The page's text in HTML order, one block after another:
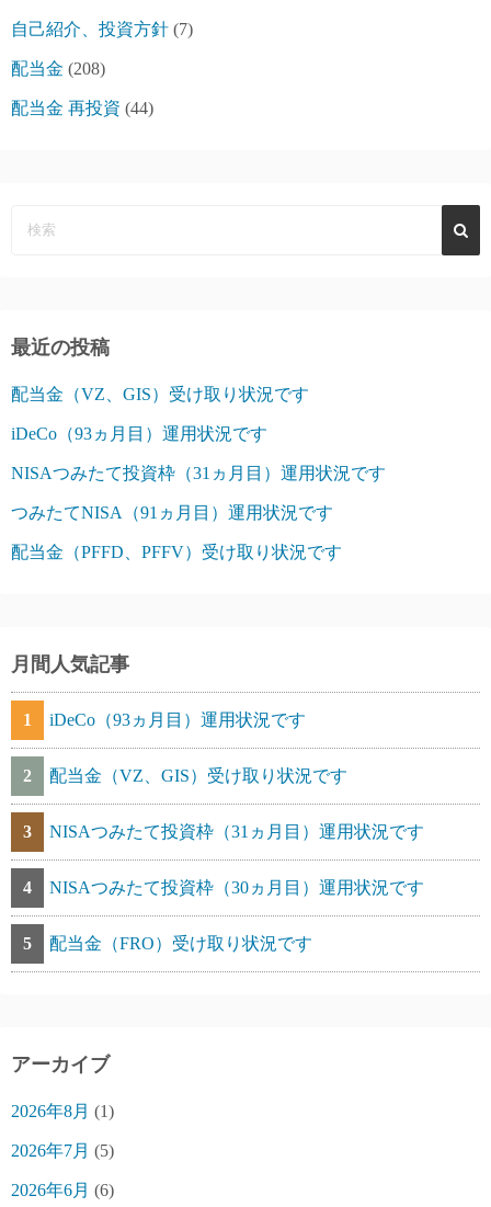
自己紹介、投資方針 (7)
配当金 (208)
配当金 再投資 (44)
最近の投稿
配当金（VZ、GIS）受け取り状況です
iDeCo（93ヵ月目）運用状況です
NISAつみたて投資枠（31ヵ月目）運用状況です
つみたてNISA（91ヵ月目）運用状況です
配当金（PFFD、PFFV）受け取り状況です
月間人気記事
1 iDeCo（93ヵ月目）運用状況です
2 配当金（VZ、GIS）受け取り状況です
3 NISAつみたて投資枠（31ヵ月目）運用状況です
4 NISAつみたて投資枠（30ヵ月目）運用状況です
5 配当金（FRO）受け取り状況です
アーカイブ
2026年8月 (1)
2026年7月 (5)
2026年6月 (6)